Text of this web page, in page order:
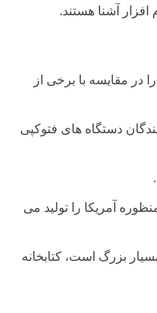
آشنا هستند.
و آن را در مقایسه با برخی از
دستگاه های فتوکپی
آمریکا را تولید می
بزرگ است، کتابخانه